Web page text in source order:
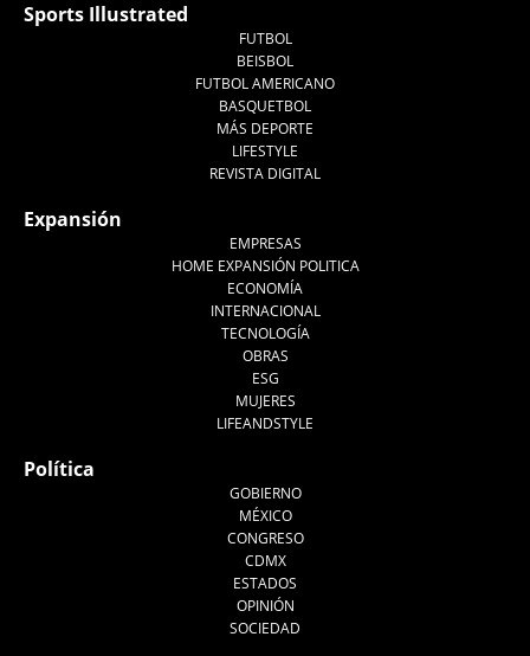
Sports Illustrated
FUTBOL
BEISBOL
FUTBOL AMERICANO
BASQUETBOL
MÁS DEPORTE
LIFESTYLE
REVISTA DIGITAL
Expansión
EMPRESAS
HOME EXPANSIÓN POLITICA
ECONOMÍA
INTERNACIONAL
TECNOLOGÍA
OBRAS
ESG
MUJERES
LIFEANDSTYLE
Política
GOBIERNO
MÉXICO
CONGRESO
CDMX
ESTADOS
OPINIÓN
SOCIEDAD